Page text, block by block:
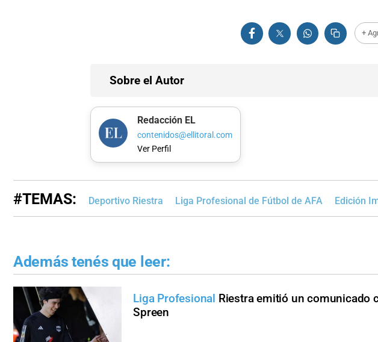
+
Sobre el Autor
Redacción EL
contenidos@ellitoral.com
Ver Perfil
#TEMAS: Deportivo Riestra Liga Profesional de Fútbol de AFA Edición
Además tenés que leer:
Liga Profesional Riestra emitió un comunicado
Spreen